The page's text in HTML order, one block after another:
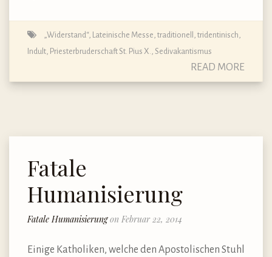
„Widerstand“, Lateinische Messe, traditionell, tridentinisch,
Indult Priesterbruderschaft St. Pius X. Sedivakantismus
READ MORE
Fatale
Humanisierung
Fatale Humanisierungon Februar 22, 2014
Einige Katholiken, welche den Apostolischen Stuhl